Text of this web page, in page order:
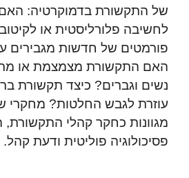
של התקשורת בדמוקרטיה:
לחשיבה פלורליסטית או
פורמטים של חדשות מגבירים
האם התקשורת מצמצמת או
נשים וגברים? כיצד תקשורת
עוזרת לגבש החלטות? מחקרי
מגוונות כחקר קהלי התקשורת,
פסיכולוגיה פוליטית ודעת קהל.